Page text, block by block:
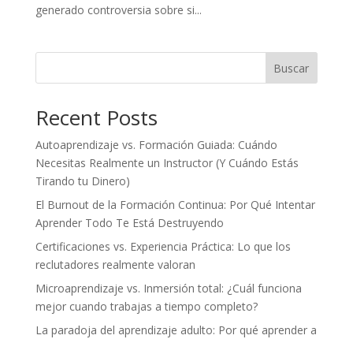
generado controversia sobre si...
Buscar
Recent Posts
Autoaprendizaje vs. Formación Guiada: Cuándo
Necesitas Realmente un Instructor (Y Cuándo Estás
Tirando tu Dinero)
El Burnout de la Formación Continua: Por Qué Intentar
Aprender Todo Te Está Destruyendo
Certificaciones vs. Experiencia Práctica: Lo que los
reclutadores realmente valoran
Microaprendizaje vs. Inmersión total: ¿Cuál funciona
mejor cuando trabajas a tiempo completo?
La paradoja del aprendizaje adulto: Por qué aprender a